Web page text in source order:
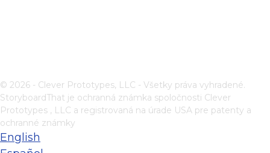
© 2026 - Clever Prototypes, LLC - Všetky práva vyhradené.
StoryboardThat je ochranná známka spoločnosti Clever
Prototypes , LLC a registrovaná na úrade USA pre patenty a
ochranné známky
English